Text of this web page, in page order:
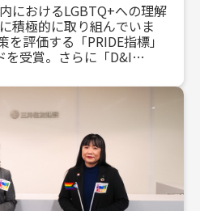
におけるLGBTQ+への理解
積極的に取り組んでいま
評価する「PRIDE指標」
を受賞。さらに「D&I
した。本記事では、同社が
施策や今後の展望について